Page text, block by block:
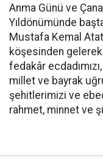
Anma Günü ve
Yıldönümünde
Mustafa Kemal
köşesinden gelerek
fedakâr
millet ve bayrak
şehitlerimizi ve
rahmet, minnet ve